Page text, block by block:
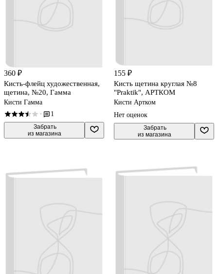
360 ₽
Кисть-флейц художественная,
щетина, №20, Гамма
Кисти Гамма
· 1
Забрать
из магазина
155 ₽
Кисть щетина круглая №8
"Praktik", АРТКОМ
Кисти Артком
Нет оценок
Забрать
из магазина